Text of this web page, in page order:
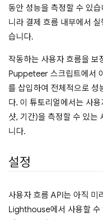
동안 성능을 측정할 수 있
니라 결제 흐름 내부에서
습니다.
작동하는 사용자 흐름을 보
Puppeteer 스크립트에서
를 삽입하여 전체적으로 성
다. 이 튜토리얼에서는 사
샷, 기간)을 측정할 수 있
니다.
설정
사용자 흐름 API는 아직 미
Lighthouse에서 사용할 수